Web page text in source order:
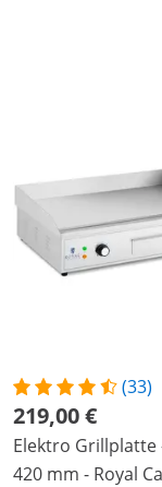
(33)
219,00 €
Elektro Grillplatte
420 mm - Royal